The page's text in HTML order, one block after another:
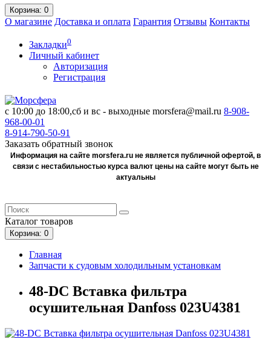
Корзина: 0
О магазине Доставка и оплата Гарантия Отзывы Контакты
Закладки0
Личный кабинет
Авторизация
Регистрация
с 10:00 до 18:00,сб и вс - выходные morsfera@mail.ru 8-908-
968-00-01
8-914-790-50-91
Заказать обратный звонок
Информация на сайте morsfera.ru не является публичной офертой, в
связи с нестабильностью курса валют цены на сайте могут быть не
актуальны
Каталог товаров
Корзина: 0
Главная
Запчасти к судовым холодильным установкам
48-DC Вставка фильтра
осушительная Danfoss 023U4381